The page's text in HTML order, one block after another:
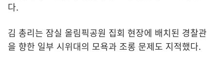
다.
김 총리는 잠실 올림픽공원 집회 현장에 배치된 경찰관
을 향한 일부 시위대의 모욕과 조롱 문제도 지적했다.